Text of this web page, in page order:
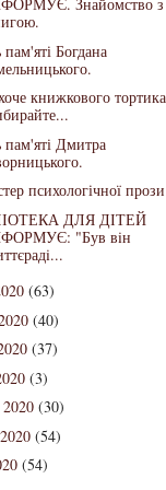
Знайомство з
Богдана
книжкового
пам'яті Дмитра
психологічної
ДЛЯ ДІТЕЙ
"Був вiн
(63)
(40)
(37)
(3)
2020 (30)
(54)
(54)